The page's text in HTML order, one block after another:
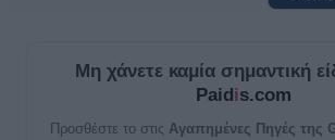
Μη χάνετε καμία σημαντική
Paidis.com
Προσθέστε το στις Αγαπημένες Πηγές της